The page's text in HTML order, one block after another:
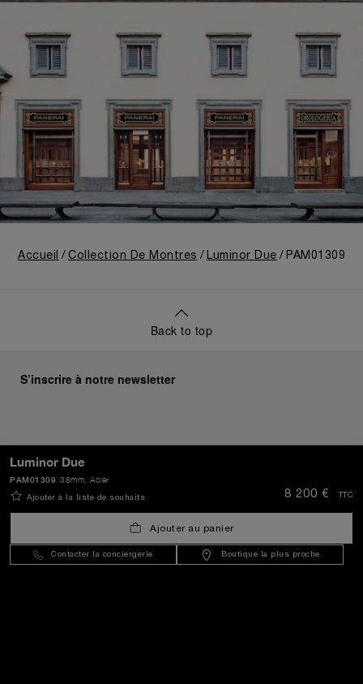
Luminor Due
38mm , Acier
PAM01309
Ajouter à la liste de souhaits 8 200 € TTC
Ajouter au panier
Contacter la conciergerie Boutique la plus proche
Accueil Collection De Montres Luminor Due PAM01309
Back to top
S’inscrire à notre newsletter
France(EUR €)- FR